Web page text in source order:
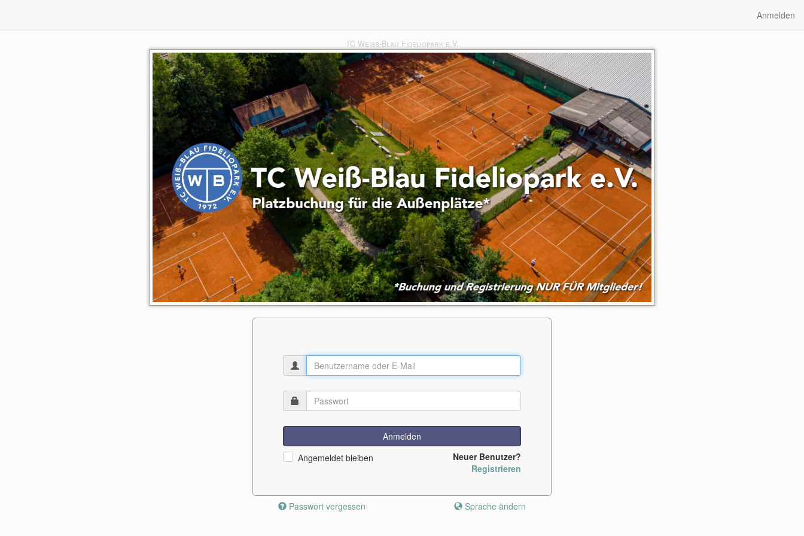
Anmelden
Anmelden
Angemeldet bleiben
Neuer Benutzer?
Registrieren
Passwort vergessen Sprache ändern